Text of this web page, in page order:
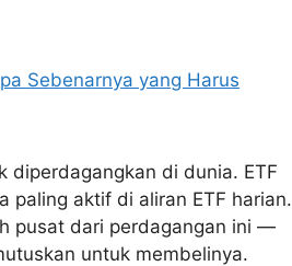
diperdagangkan di dunia. ETF
paling aktif di aliran ETF harian.
pusat dari perdagangan ini —
untuk membelinya.